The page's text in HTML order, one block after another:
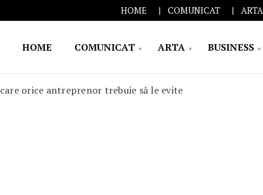
HOME COMUNICAT ARTA
HOME COMUNICAT ARTA BUSINESS
orice antreprenor trebuie să le evite